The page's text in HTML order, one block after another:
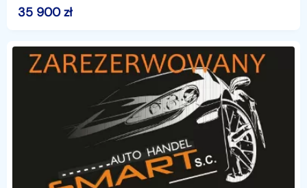
WASZEJ DYZPOZYCJI POD NR. TEL +48 501 362 968 ŁUKASZ
35 900zł